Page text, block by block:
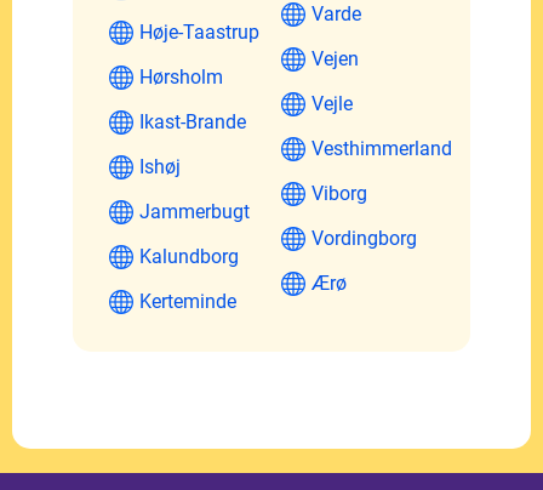
Høje-Taastrup
Hørsholm
Ikast-Brande
Ishøj
Jammerbugt
Kalundborg
Kerteminde
Varde
Vejen
Vejle
Vesthimmerland
Viborg
Vordingborg
Ærø